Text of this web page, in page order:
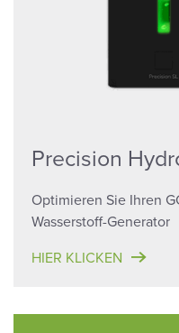
Precision
Optimieren Sie Ihren
Wasserstoff-Generator
HIER KLICKEN